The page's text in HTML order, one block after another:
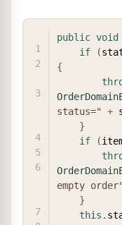
public void
if
(
{
status=" +
}
if
(
empty
}
this .